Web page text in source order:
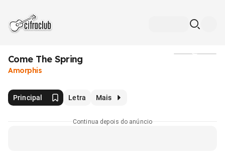
Come The Spring
Amorphis
Principal Letra Mais
Continua depois do anúncio